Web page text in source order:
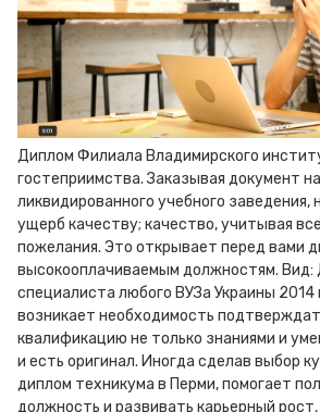
Диплом Филиала Владимирского
гостеприимства. Заказывая документ
ликвидированного учебного заведения,
ущерб качеству; качество, учитывая
пожелания. Это открывает перед вами
высокооплачиваемым должностям. Вид:
специалиста любого ВУЗа Украины 2014
возникает необходимость
квалификацию не только знаниями и
и есть оригинал. Иногда сделав выбор
диплом техникума в Перми, помогает
должность и развивать карьерный